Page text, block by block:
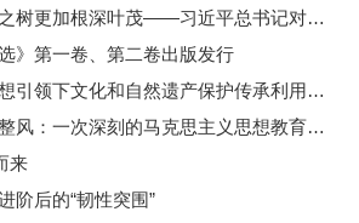
让中朝传统友谊之树更加根深叶茂——习近平总书记对朝鲜进行国事访问纪实
》第一卷、第二卷出版发行
在习近平文化思想引领下文化和自然遗产保护传承利用工作开创新局面
伟大征程丨延安整风：一次深刻的马克思主义思想教育运动
来
阶后的“韧性突围”